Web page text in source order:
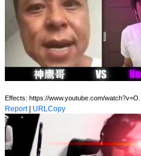
Effects: https://www.youtube.com/watch?v=O...
Report| URLCopy